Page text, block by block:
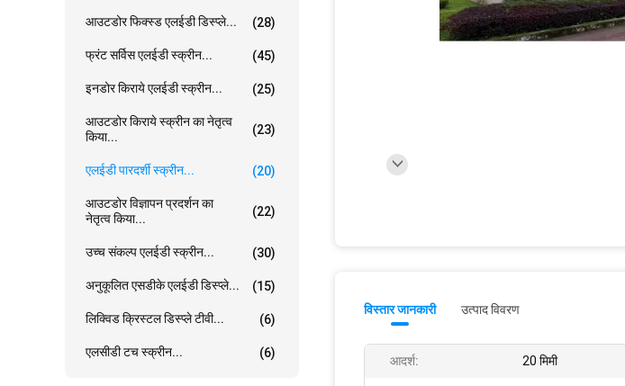
आउटडोर फिक्स्ड एलईडी डिस्प्ले... (28)
फ्रंट सर्विस एलईडी स्क्रीन... (45)
इनडोर किराये एलईडी स्क्रीन... (25)
आउटडोर किराये स्क्रीन का नेतृत्व
किया...
(23)
एलईडी पारदर्शी स्क्रीन... (20)
आउटडोर विज्ञापन प्रदर्शन का
नेतृत्व किया...
(22)
उच्च संकल्प एलईडी स्क्रीन... (30)
अनुकूलित एसडीके एलईडी डिस्प्ले... (15)
लिक्विड क्रिस्टल डिस्प्ले टीवी... (6)
एलसीडी टच स्क्रीन... (6)
विस्तार जानकारी उत्पाद विवरण
आदर्श: 20 मिमी